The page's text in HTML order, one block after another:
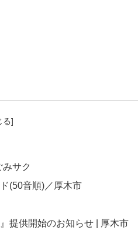
サク
(50音順)／厚木市
提供開始のお知らせ | 厚木市